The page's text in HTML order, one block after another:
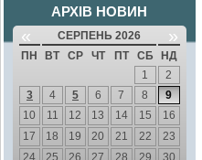
АРХІВ НОВИН
« СЕРПЕНЬ 2026 »
ПН ВТ СР ЧТ ПТ СБ
НД
1
2
3
4 5 6 7 8
9
10
11 12 13 14 15
16
17
18 19 20 21 22
23
24
25 26 27 28 29
30